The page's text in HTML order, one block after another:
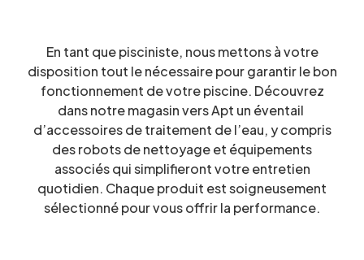
En tant que pisciniste, nous mettons à votre
disposition tout le nécessaire pour garantir le bon
fonctionnement de votre piscine. Découvrez
dans notre magasin vers Apt un éventail
d’accessoires de traitement de l’eau, y compris
des robots de nettoyage et équipements
associés qui simplifieront votre entretien
quotidien. Chaque produit est soigneusement
sélectionné pour vous offrir la performance.